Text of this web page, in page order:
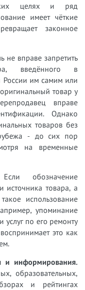
целях и ряд
имеет чёткие
законное
не вправе запретить
введённого в
России им самим или
товар у
вправе
Однако
товаров без
рубежа - до сих пор
на временные
обозначение
источника товара, а
использование
упоминание
по его ремонту
это как
и информирования.
образовательных,
и рейтингах